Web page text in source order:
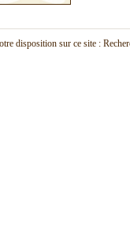
disposition sur ce site :